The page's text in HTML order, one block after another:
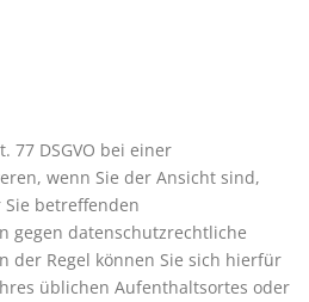
77 DSGVO bei einer
wenn Sie der Ansicht sind,
betreffenden
gegen datenschutzrechtliche
der Regel können Sie sich hierfür
üblichen Aufenthaltsortes oder